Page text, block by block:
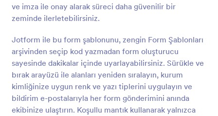
ve imza ile onay alarak süreci daha güvenilir bir
zeminde ilerletebilirsiniz.
Jotform ile bu form şablonunu, zengin Form Şablonları
arşivinden seçip kod yazmadan form oluşturucu
sayesinde dakikalar içinde uyarlayabilirsiniz. Sürükle ve
bırak arayüzü ile alanları yeniden sıralayın, kurum
kimliğinize uygun renk ve yazı tiplerini uygulayın ve
bildirim e-postalarıyla her form gönderimini anında
ekibinize ulaştırın. Koşullu mantık kullanarak yalnızca